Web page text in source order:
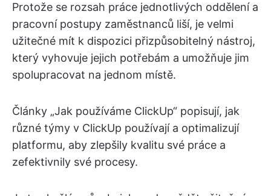
Protože se rozsah práce jednotlivých oddělení a
pracovní postupy zaměstnanců liší, je velmi
užitečné mít k dispozici přizpůsobitelný nástroj,
který vyhovuje jejich potřebám a umožňuje jim
spolupracovat na jednom místě.
Články „Jak používáme ClickUp“ popisují, jak
různé týmy v ClickUp používají a optimalizují
platformu, aby zlepšily kvalitu své práce a
zefektivnily své procesy.